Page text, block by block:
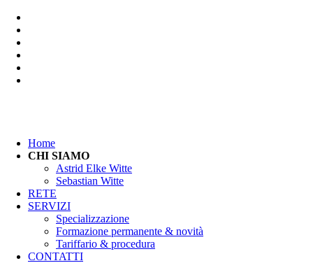
navigazione
Home
CHI SIAMO
Astrid Elke Witte
Sebastian Witte
RETE
SERVIZI
Specializzazione
Formazione permanente & novità
Tariffario & procedura
CONTATTI